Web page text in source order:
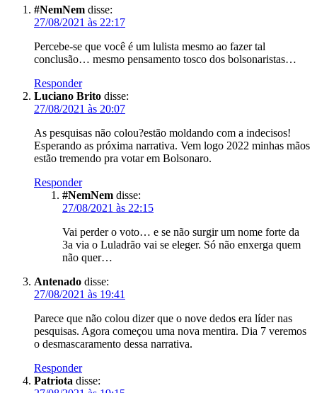
#NemNem disse:
27/08/2021 às 22:17
Percebe-se que você é um lulista mesmo ao fazer tal
conclusão… mesmo pensamento tosco dos bolsonaristas…
Responder
Luciano Brito disse:
27/08/2021 às 20:07
As pesquisas não colou?estão moldando com a indecisos!
Esperando as próxima narrativa. Vem logo 2022 minhas mãos
estão tremendo pra votar em Bolsonaro.
Responder
#NemNem disse:
27/08/2021 às 22:15
Vai perder o voto… e se não surgir um nome forte da
3a via o Luladrão vai se eleger. Só não enxerga quem
não quer…
Antenado disse:
27/08/2021 às 19:41
Parece que não colou dizer que o nove dedos era líder nas
pesquisas. Agora começou uma nova mentira. Dia 7 veremos
o desmascaramento dessa narrativa.
Responder
Patriota disse: